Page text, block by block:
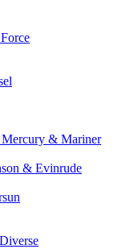
Mercury & Mariner
& Evinrude